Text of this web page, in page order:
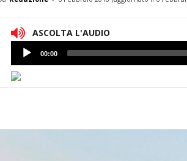
ASCOLTA L'AUDIO
Lettore
Audio
00:00